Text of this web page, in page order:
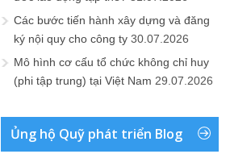
Các bước tiến hành xây dựng và đăng
ký nội quy cho công ty 30.07.2026
Mô hình cơ cấu tổ chức không chỉ huy
(phi tập trung) tại Việt Nam 29.07.2026
Ủng hộ Quỹ phát triển Blog